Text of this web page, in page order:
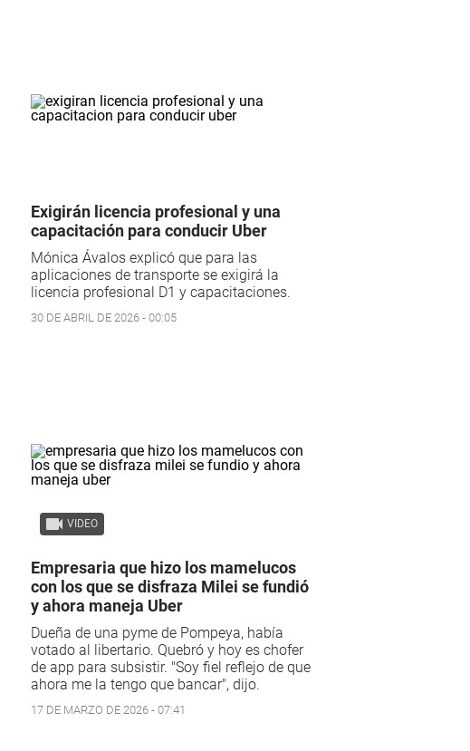
Exigirán licencia profesional y una
capacitación para conducir Uber
Mónica Ávalos explicó que para las
aplicaciones de transporte se exigirá la
licencia profesional D1 y capacitaciones.
30 DE ABRIL DE 2026 - 00:05
VIDEO
Empresaria que hizo los mamelucos
con los que se disfraza Milei se fundió
y ahora maneja Uber
Dueña de una pyme de Pompeya, había
votado al libertario. Quebró y hoy es chofer
de app para subsistir. "Soy fiel reflejo de que
ahora me la tengo que bancar", dijo.
17 DE MARZO DE 2026 - 07:41